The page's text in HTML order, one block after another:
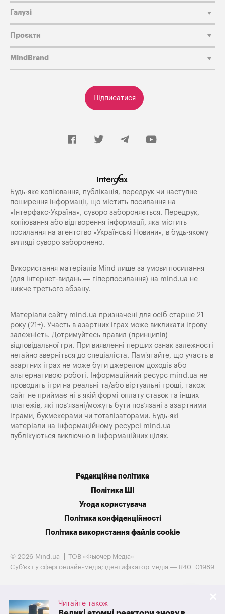
Читайте також
Підписатися
Галузі
Проєкти
MindBrand
Будь-яке копiювання, публiкацiя, передрук чи наступне
поширення iнформацiї, що мiстить посилання на
«Iнтерфакс-Україна», суворо забороняється. Передрук,
копіювання або відтворення інформації, яка містить
посилання на агентство «Українські Новини», в будь-якому
вигляді суворо заборонено.
Використання матеріалів Mind лише за умови посилання
(для інтернет-видань — гіперпосилання) на mind.ua не
нижче третього абзацу.
Матеріали сайту mind.ua призначені для осіб старше 21
року (21+). Участь в азартних іграх може викликати ігрову
залежність. Дотримуйтесь правил (принципів)
відповідальної гри. При виявленні перших ознак залежності
негайно зверніться до спеціаліста. Пам'ятайте, що участь в
азартних іграх не може бути джерелом доходів або
альтернативою роботі. Інформаційний ресурс mind.ua не
проводить ігри на реальні та/або віртуальні гроші, також
сайт не приймає ні в якій формі оплату ставок та інших
платежів, які пов’язані/можуть бути пов’язані з азартними
іграми, букмекерами чи тоталізаторами. Будь-які
матеріали на інформаційному ресурсі mind.ua
публікуються виключно в інформаційних цілях.
Редакційна політика
Політика ШІ
Угода користувача
Політика конфіденційності
Політика використання файлів cookie
© 2026 Mind.ua
ТОВ «Фьючер Медiа»
Cуб'єкт у сфері онлайн-медіа; ідентифікатор медіа — R40−01989